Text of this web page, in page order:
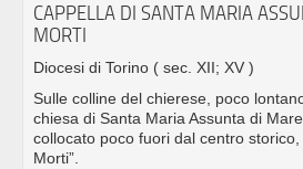
CAPPELLA DI SANTA MARIA
MORTI
Diocesi di Torino ( sec. XII; XV )
Sulle colline del chierese, poco
chiesa di Santa Maria Assunta di
collocato poco fuori dal centro
Morti”.